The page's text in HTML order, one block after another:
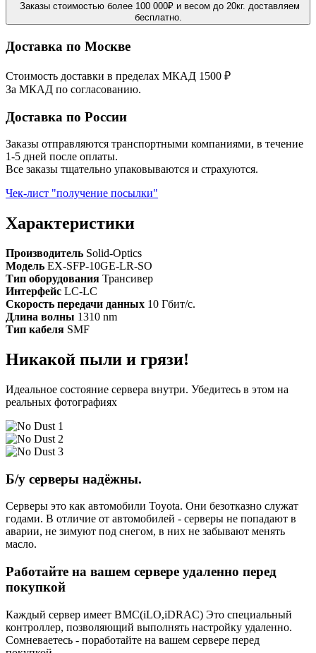
Заказы стоимостью более 100 000₽ и весом до 20кг. доставляем
бесплатно.
Доставка по Москве
Стоимость доставки в пределах МКАД 1500 ₽
За МКАД по согласованию.
Доставка по России
Заказы отправляются транспортными компаниями, в течение
1-5 дней после оплаты.
Все заказы тщательно упаковываются и страхуются.
Чек-лист "получение посылки"
Характеристики
Производитель Solid-Optics
Модель EX-SFP-10GE-LR-SO
Тип оборудования Трансивер
Интерфейс LC-LC
Скорость передачи данных 10 Гбит/с.
Длина волны 1310 nm
Тип кабеля SMF
Никакой пыли и грязи!
Идеальное состояние сервера внутри. Убедитесь в этом на
реальных фотографиях
Б/у серверы надёжны.
Серверы это как автомобили Toyota. Они безотказно служат
годами. В отличие от автомобилей - серверы не попадают в
аварии, не зимуют под снегом, в них не забывают менять
масло.
Работайте на вашем сервере удаленно перед
покупкой
Каждый сервер имеет BMC(iLO,iDRAC) Это специальный
контроллер, позволяющий выполнять настройку удаленно.
Сомневаетесь - поработайте на вашем сервере перед